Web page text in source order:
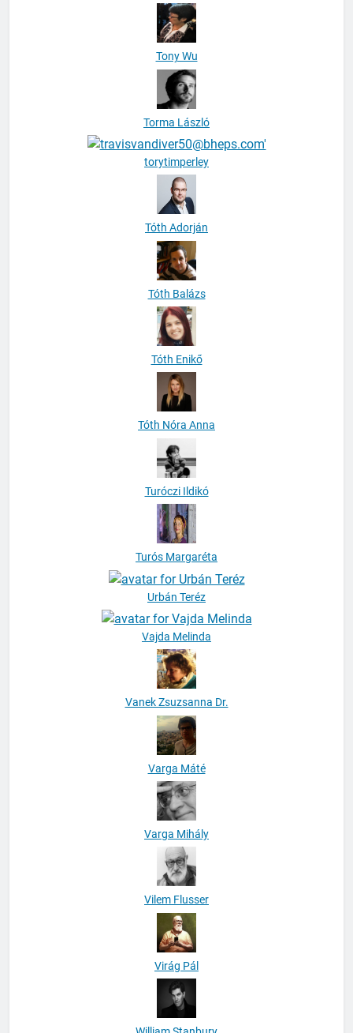
Tony Wu
Torma László
torytimperley
Tóth Adorján
Tóth Balázs
Tóth Enikő
Tóth Nóra Anna
Turóczi Ildikó
Turós Margaréta
Urbán Teréz
Vajda Melinda
Vanek Zsuzsanna Dr.
Varga Máté
Varga Mihály
Vilem Flusser
Virág Pál